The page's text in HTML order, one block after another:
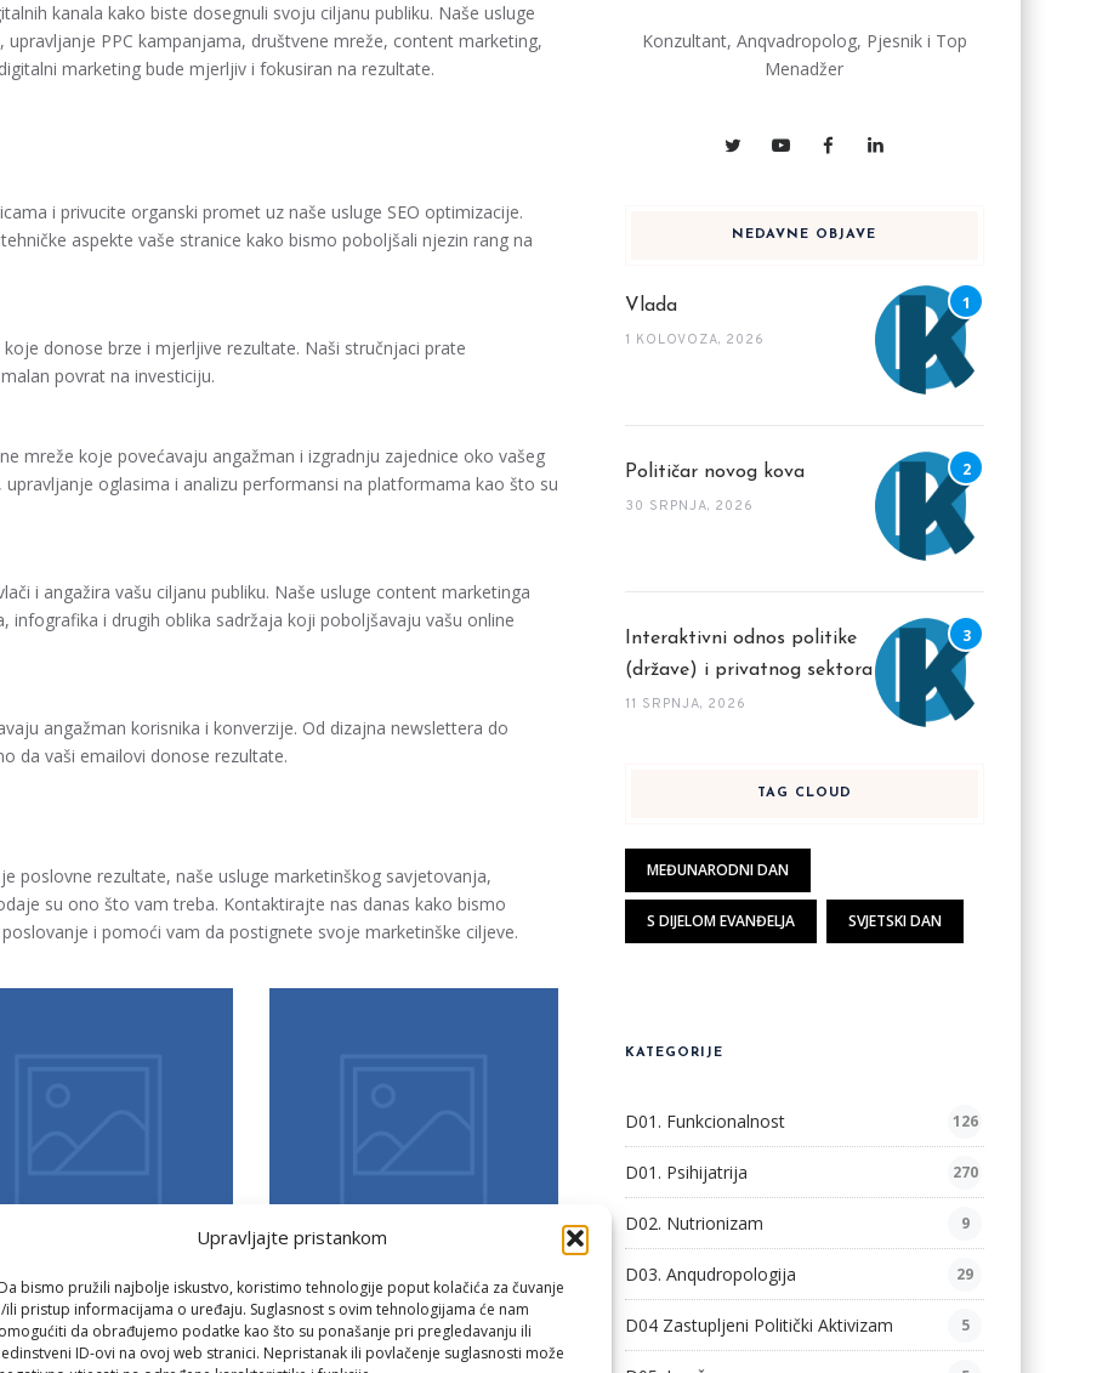
Upravljajte pristankom
Da bismo pružili najbolje iskustvo, koristimo tehnologije poput kolačića za čuvanje
i/ili pristup informacijama o uređaju. Suglasnost s ovim tehnologijama će nam
omogućiti da obrađujemo podatke kao što su ponašanje pri pregledavanju ili
jedinstveni ID-ovi na ovoj web stranici. Nepristanak ili povlačenje suglasnosti može
kanala kako biste dosegnuli svoju ciljanu publiku. Naše usluge
PPC kampanjama, društvene mreže, content marketing,
marketing bude mjerljiv i fokusiran na rezultate.
i privucite organski promet uz naše usluge SEO optimizacije.
aspekte vaše stranice kako bismo poboljšali njezin rang na
donose brze i mjerljive rezultate. Naši stručnjaci prate
povrat na investiciju.
mreže koje povećavaju angažman i izgradnju zajednice oko vašeg
oglasima i analizu performansi na platformama kao što su
i angažira vašu ciljanu publiku. Naše usluge content marketinga
infografika i drugih oblika sadržaja koji poboljšavaju vašu online
angažman korisnika i konverzije. Od dizajna newslettera do
da vaši emailovi donose rezultate.
poslovne rezultate, naše usluge marketinškog savjetovanja,
su ono što vam treba. Kontaktirajte nas danas kako bismo
i pomoći vam da postignete svoje marketinške ciljeve.
Precizno Ciljati
Kreiranje
Konzultant, Anqvadropolog, Pjesnik i Top
Menadžer
NEDAVNE OBJAVE
Vlada
1 KOLOVOZA, 2026
Političar novog kova
30 SRPNJA, 2026
Interaktivni odnos politike
(države) i privatnog sektora
11 SRPNJA, 2026
TAG CLOUD
MEĐUNARODNI DAN
S DIJELOM EVANĐELJA SVJETSKI DAN
KATEGORIJE
D01. Funkcionalnost 126
D01. Psihijatrija 270
D02. Nutrionizam 9
D03. Anqudropologija 29
D04 Zastupljeni Politički Aktivizam 5